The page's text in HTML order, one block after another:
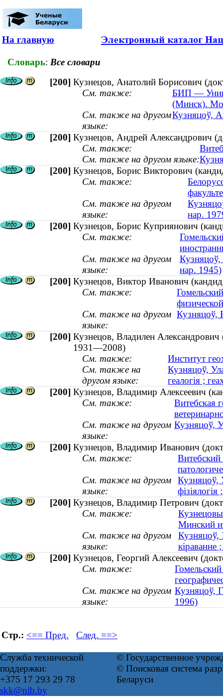
На главную
Словарь: Все словари
[200] Кузнецов, Анатолий Борисович
См. также:
БИП —
(Минск).
См. также на другом
языке:
Кузняцоў,
[200] Кузнецов, Андрей Александрович
См. также:
См. также на другом языке:
[200] Кузнецов, Борис Викторович
См. также:
См. также на другом
языке:
нар.
[200] Кузнецов, Борис Куприянович
См. также:
См. также на другом
языке:
Кузняцоў,
нар. 1945)
[200] Кузнецов, Виктор Иванович
См. также:
См. также на другом
языке:
Кузняцоў,
[200] Кузнецов, Владилен Александрович
1931—2008)
См. также:
Институт
См. также на
другом языке:
Кузняцоў,
геалогія ;
[200] Кузнецов, Владимир Алексеевич
См. также:
Витебская
См. также на другом
языке:
Кузняцоў,
[200] Кузнецов, Владимир Иванович
См. также:
Витебский
См. также на другом
языке:
Кузняцоў,
[200] Кузнецов, Владимир Петрович
См. также:
Минский
См. также на другом
языке:
Кузняцоў,
кіраванне
[200] Кузнецов, Георгий Алексеевич
См. также:
См. также на другом
языке:
Кузняцоў,
1996)
Стр.: <== Пред. След. ==>
Служба технической
поддержки:
+375 17 293 29 78
skk@nlb.by
© Государственное
© Поисковая система
Беларуси